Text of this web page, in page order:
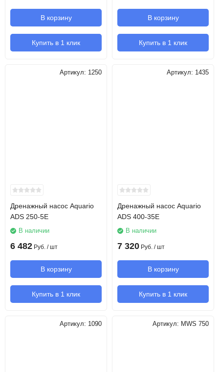
В корзину
Купить в 1 клик
В корзину
Купить в 1 клик
Артикул: 1250
Дренажный насос Aquario
ADS 250-5E
В наличии
6 482 Руб. / шт
В корзину
Купить в 1 клик
Артикул: 1435
Дренажный насос Aquario
ADS 400-35E
В наличии
7 320 Руб. / шт
В корзину
Купить в 1 клик
Артикул: 1090 Артикул: MWS 750